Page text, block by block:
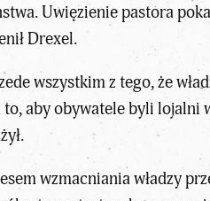
Uwięzienie pastora
Drexel.
wszystkim z tego, że
aby obywatele byli
wzmacniania władzy